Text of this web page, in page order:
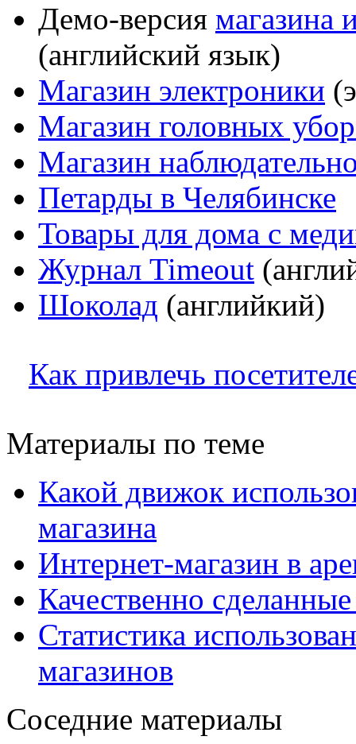
Демо-версия магазина
(английский язык)
Магазин электроники
Магазин головных
Магазин
Петарды в Челябинске
Товары для дома с
Журнал Timeout
Шоколад (английкий)
Как привлечь
Материалы по теме
Какой движок
магазина
Интернет-магазин в
Качественно
Статистика
магазинов
Соседние материалы